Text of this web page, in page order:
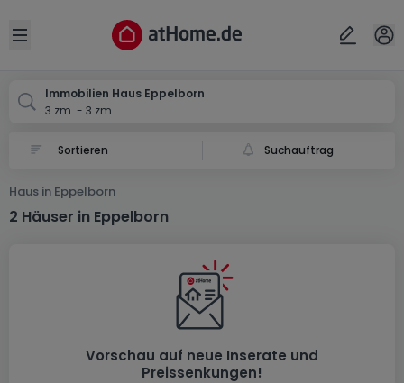
Open sidebar
Immobilien Haus Eppelborn
3 zm. - 3 zm.
Suchauftrag
Haus in Eppelborn
2 Häuser in Eppelborn
Vorschau auf neue Inserate und
Preissenkungen!
Ort
Abbrechen ok
Eppelborn